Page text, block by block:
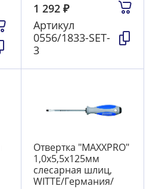
1 292 ₽
Артикул
0556/1833-SET-
3
Отвертка "MAXXPRO"
1,0х5,5х125мм
слесарная шлиц,
WITTE/Германия/